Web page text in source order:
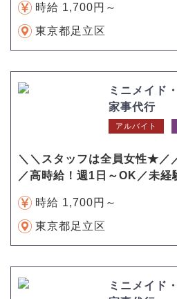
時給 1,700円～
東京都足立区
ミニメイド
家事代行
アルバイト
＼＼スタッフは全員女性★／
／高時給！週1日～OK／未経
時給 1,700円～
東京都足立区
ミニメイド